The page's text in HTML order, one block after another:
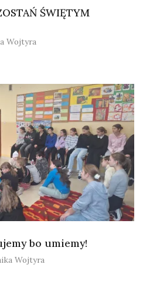
ŚWIĘTYM
Wojtyra
bo umiemy!
Wojtyra